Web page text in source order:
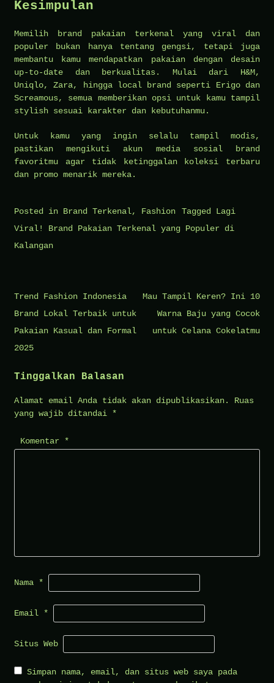
Kesimpulan
Memilih brand pakaian terkenal yang viral dan
populer bukan hanya tentang gengsi, tetapi juga
membantu kamu mendapatkan pakaian dengan desain
up-to-date dan berkualitas. Mulai dari H&M,
Uniqlo, Zara, hingga local brand seperti Erigo dan
Screamous, semua memberikan opsi untuk kamu tampil
stylish sesuai karakter dan kebutuhanmu.
Untuk kamu yang ingin selalu tampil modis,
pastikan mengikuti akun media sosial brand
favoritmu agar tidak ketinggalan koleksi terbaru
dan promo menarik mereka.
Posted in Brand Terkenal, Fashion Tagged Lagi
Viral! Brand Pakaian Terkenal yang Populer di
Kalangan
Navigasi
pos
Trend Fashion Indonesia
Brand Lokal Terbaik untuk
Pakaian Kasual dan Formal
2025
Mau Tampil Keren? Ini 10
Warna Baju yang Cocok
untuk Celana Cokelatmu
Tinggalkan Balasan
Alamat email Anda tidak akan dipublikasikan.
Ruas
yang wajib ditandai *
Komentar *
Nama *
Email *
Situs Web
Simpan nama, email, dan situs web saya pada